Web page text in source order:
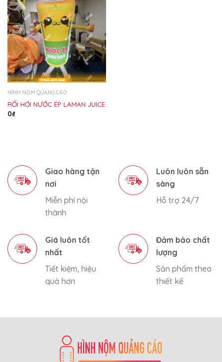
HÌNH NỘM QUẢNG CÁO
RỐI HƠI NƯỚC ÉP LAMAN JUICE
0₫
Giao hàng tận
nơi
Miễn phí nội
thành
Luôn luôn sẵn
sàng
Hỗ trợ 24/7
Giá luôn tốt
nhất
Tiết kiệm, hiệu
quả hơn
Đảm bảo chất
lượng
Sản phẩm theo
thiết kế